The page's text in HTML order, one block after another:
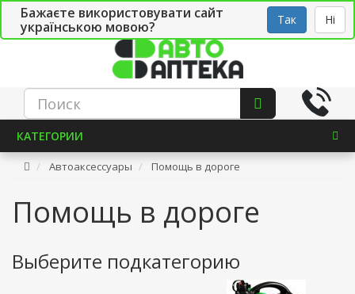
Бажаєте використовувати сайт
українською мовою?
Так Ні
СТО Укр
КАТЕГОРИИ
Автоаксессуары Помощь в дороге
Помощь в дороге
Выберите подкатегорию